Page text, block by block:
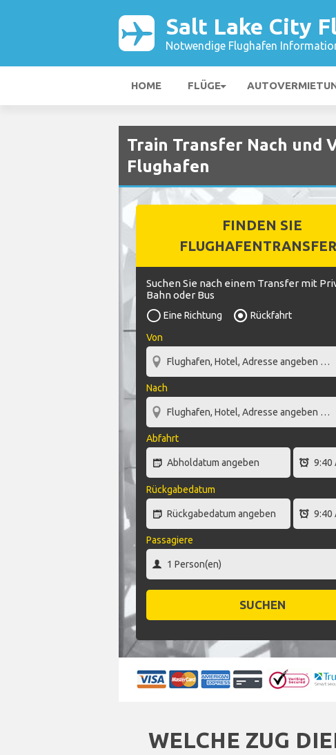
Salt Lake City
Notwendige Flughafen
HOME FLÜGE
Train Transfer Nach und
Flughafen
FINDEN SIE
Suchen Sie nach einem Transfer mit
Bahn oder Bus
Eine Richtung
Rückfahrt
Von
Nach
Abfahrt
Rückgabedatum
Passagiere
SUCHEN
WELCHE ZUG